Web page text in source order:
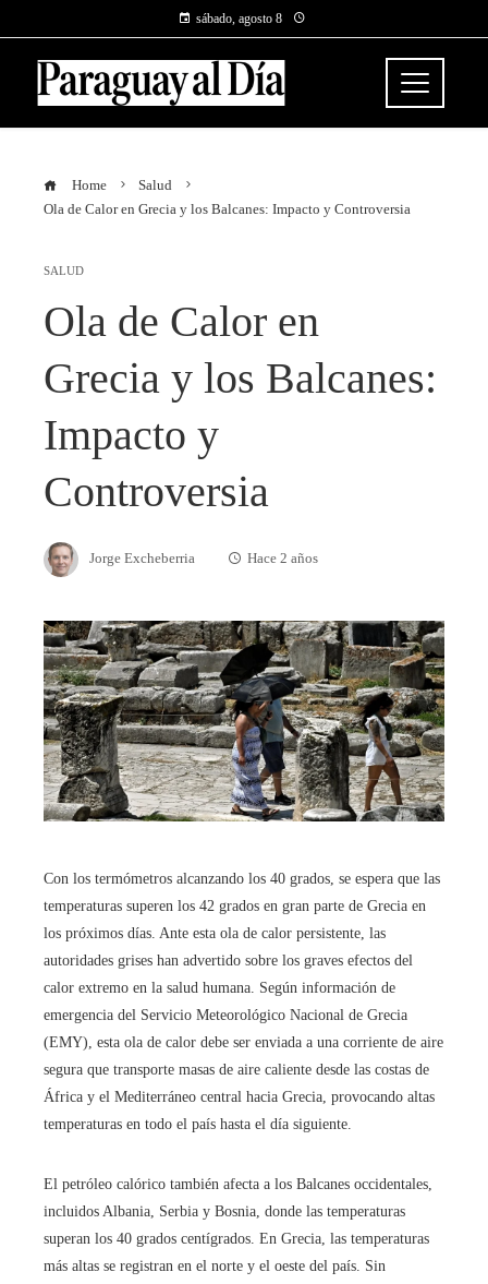
sábado, agosto 8
Home
Salud
Ola de Calor en Grecia y los Balcanes: Impacto y Controversia
SALUD
Ola de Calor en
Grecia y los Balcanes:
Impacto y
Controversia
Jorge Excheberria Hace 2 años
Con los termómetros alcanzando los 40 grados, se espera que las
temperaturas superen los 42 grados en gran parte de Grecia en
los próximos días. Ante esta ola de calor persistente, las
autoridades grises han advertido sobre los graves efectos del
calor extremo en la salud humana. Según información de
emergencia del Servicio Meteorológico Nacional de Grecia
(EMY), esta ola de calor debe ser enviada a una corriente de aire
segura que transporte masas de aire caliente desde las costas de
África y el Mediterráneo central hacia Grecia, provocando altas
temperaturas en todo el país hasta el día siguiente.
El petróleo calórico también afecta a los Balcanes occidentales,
incluidos Albania, Serbia y Bosnia, donde las temperaturas
superan los 40 grados centígrados. En Grecia, las temperaturas
más altas se registran en el norte y el oeste del país. Sin